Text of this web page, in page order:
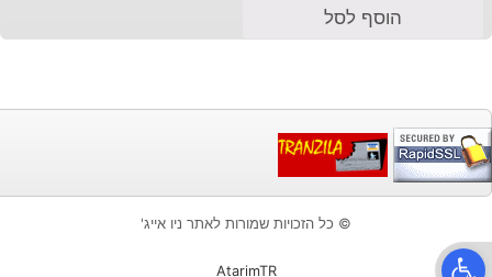
הוסף לסל
© כל הזכויות שמורות לאתר ניו אייג'
AtarimTR
פתח סרגל נגישות